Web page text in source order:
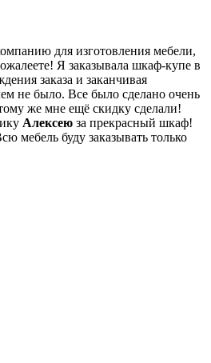
для изготовления мебели,
Я заказывала шкаф-купе в
заказа и заканчивая
не было. Все было сделано очень
же мне ещё скидку сделали!
Алексею за прекрасный шкаф!
мебель буду заказывать только